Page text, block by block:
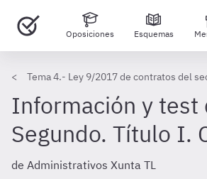
Oposiciones Esquemas
Tema 4.- Ley 9/2017 de contratos del
Información y test
Segundo. Título I.
de Administrativos Xunta TL